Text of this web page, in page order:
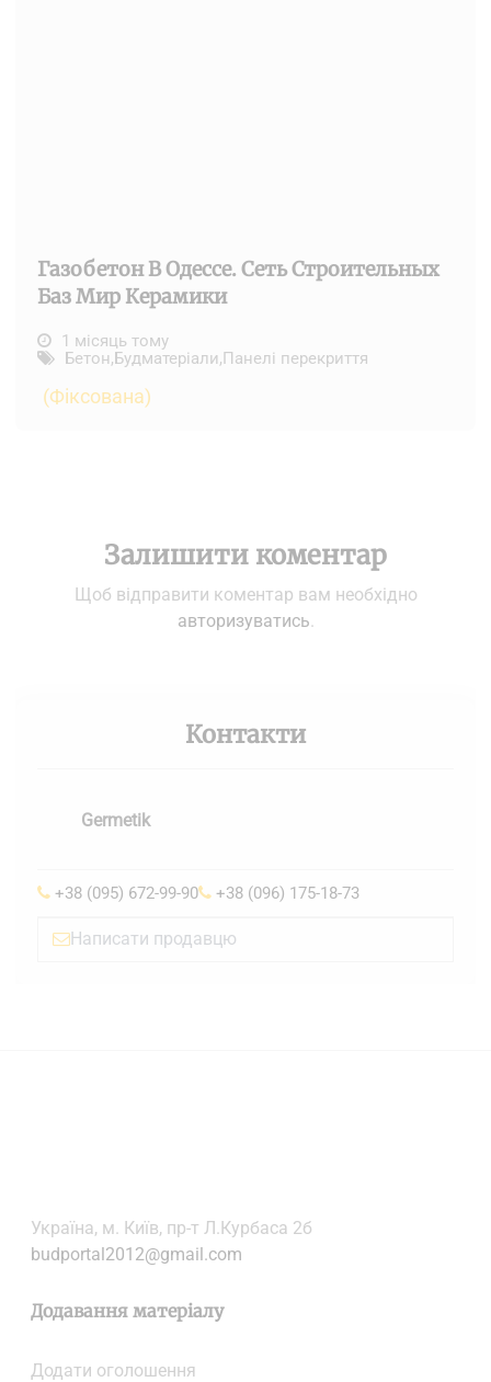
Газобетон В Одессе. Сеть Строительных
Баз Мир Керамики
1 місяць тому
Бетон,Будматеріали,Панелі перекриття
(Фіксована)
Залишити коментар
Щоб відправити коментар вам необхідно
авторизуватись.
Контакти
Germetik
+38 (095) 672-99-90 +38 (096) 175-18-73
Написати продавцю
Українa, м. Київ, пр-т Л.Курбаса 2б
budportal2012@gmail.com
Додавання матеріалу
Додати oголошення